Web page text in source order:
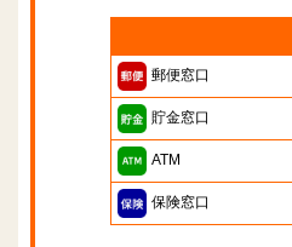
郵便窓口
貯金窓口
ATM
保険窓口